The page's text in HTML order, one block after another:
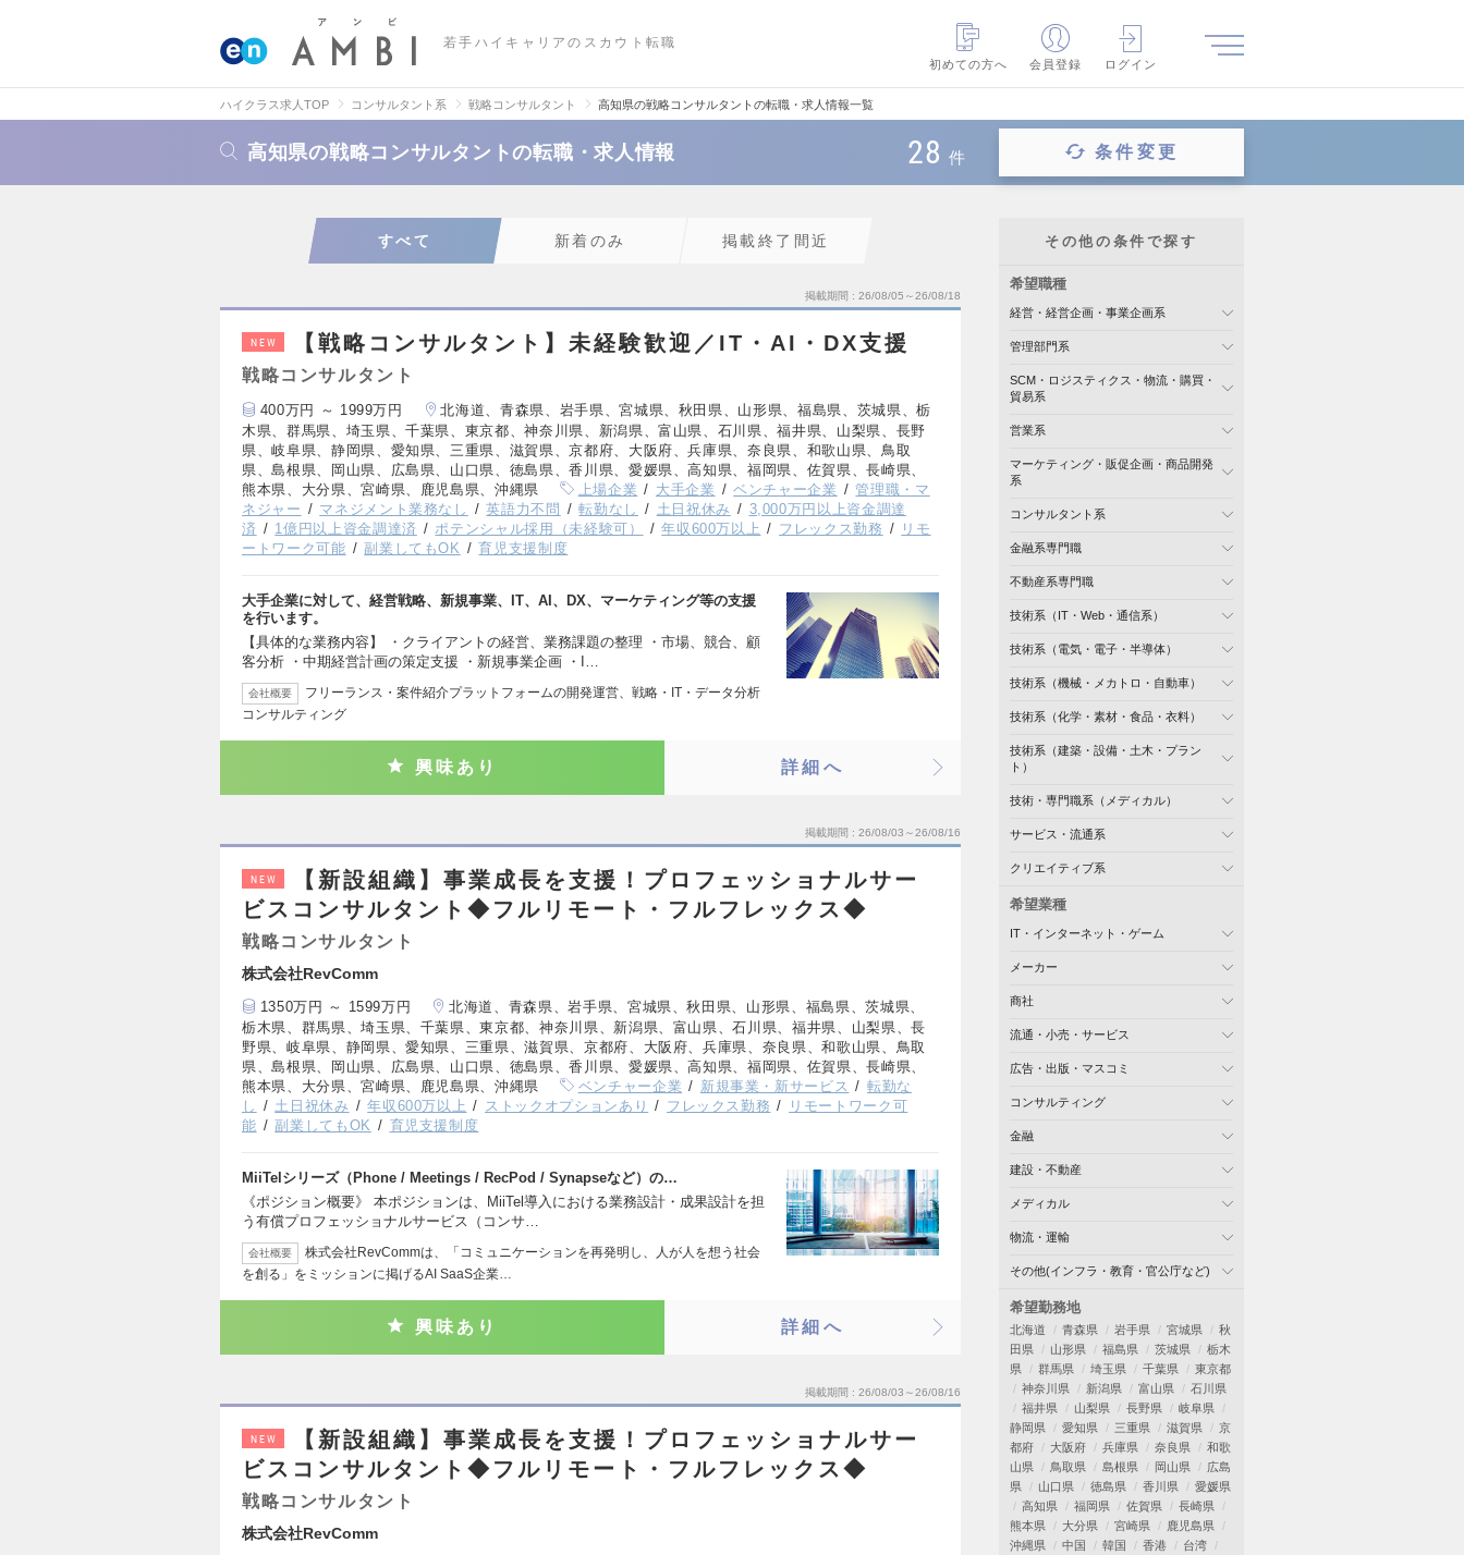
若手ハイキャリアのスカウト転職
初めての方へ
会員登録 ログイン
ハイクラス求人TOP コンサルタント系 戦略コンサルタント 高知県の戦略コンサルタントの転職・求人情報一覧
高知県の戦略コンサルタントの転職・求人情報 28 件 条件変更
すべて 新着のみ 掲載終了間近
掲載期間 26/08/05～26/08/18
NEW 【戦略コンサルタント】未経験歓迎／IT・AI・DX支援
戦略コンサルタント
400万円 ～ 1999万円
北海道、青森県、岩手県、宮城県、秋田県、山形県、福島県、茨城県、栃
木県、群馬県、埼玉県、千葉県、東京都、神奈川県、新潟県、富山県、石川県、福井県、山梨県、長野
県、岐阜県、静岡県、愛知県、三重県、滋賀県、京都府、大阪府、兵庫県、奈良県、和歌山県、鳥取
県、島根県、岡山県、広島県、山口県、徳島県、香川県、愛媛県、高知県、福岡県、佐賀県、長崎県、
熊本県、大分県、宮崎県、鹿児島県、沖縄県
上場企業 大手企業 ベンチャー企業
管理職・マ
ネジャー
マネジメント業務なし 英語力不問 転勤なし 土日祝休み
3,000万円以上資金調達
済
1億円以上資金調達済 ポテンシャル採用（未経験可） 年収600万以上 フレックス勤務
リモ
ートワーク可能
副業してもOK 育児支援制度
大手企業に対して、経営戦略、新規事業、IT、AI、DX、マーケティング等の支援
を行います。
【具体的な業務内容】 ・クライアントの経営、業務課題の整理 ・市場、競合、顧
客分析 ・中期経営計画の策定支援 ・新規事業企画 ・I…
会社概要
フリーランス・案件紹介プラットフォームの開発運営、戦略・IT・データ分析
コンサルティング
興味あり 詳細へ
掲載期間 26/08/03～26/08/16
NEW
【新設組織】事業成長を支援！プロフェッショナルサー
ビスコンサルタント◆フルリモート・フルフレックス◆
戦略コンサルタント
株式会社RevComm
1350万円 ～ 1599万円
北海道、青森県、岩手県、宮城県、秋田県、山形県、福島県、茨城県、
栃木県、群馬県、埼玉県、千葉県、東京都、神奈川県、新潟県、富山県、石川県、福井県、山梨県、長
野県、岐阜県、静岡県、愛知県、三重県、滋賀県、京都府、大阪府、兵庫県、奈良県、和歌山県、鳥取
県、島根県、岡山県、広島県、山口県、徳島県、香川県、愛媛県、高知県、福岡県、佐賀県、長崎県、
熊本県、大分県、宮崎県、鹿児島県、沖縄県
ベンチャー企業 新規事業・新サービス
転勤な
し
土日祝休み 年収600万以上 ストックオプションあり フレックス勤務
リモートワーク可
能
副業してもOK 育児支援制度
MiiTelシリーズ（Phone / Meetings / RecPod / Synapseなど）の…
《ポジション概要》 本ポジションは、MiiTel導入における業務設計・成果設計を担
う有償プロフェッショナルサービス（コンサ…
会社概要
株式会社RevCommは、「コミュニケーションを再発明し、人が人を想う社会
を創る」をミッションに掲げるAI SaaS企業…
興味あり 詳細へ
掲載期間 26/08/03～26/08/16
NEW
【新設組織】事業成長を支援！プロフェッショナルサー
ビスコンサルタント◆フルリモート・フルフレックス◆
戦略コンサルタント
株式会社RevComm
その他の条件で探す
希望職種
経営・経営企画・事業企画系
管理部門系
SCM・ロジスティクス・物流・購買・
貿易系
営業系
マーケティング・販促企画・商品開発
系
コンサルタント系
金融系専門職
不動産系専門職
技術系（IT・Web・通信系）
技術系（電気・電子・半導体）
技術系（機械・メカトロ・自動車）
技術系（化学・素材・食品・衣料）
技術系（建築・設備・土木・プラン
ト）
技術・専門職系（メディカル）
サービス・流通系
クリエイティブ系
希望業種
IT・インターネット・ゲーム
メーカー
商社
流通・小売・サービス
広告・出版・マスコミ
コンサルティング
金融
建設・不動産
メディカル
物流・運輸
その他(インフラ・教育・官公庁など)
希望勤務地
北海道 青森県 岩手県 宮城県
秋
田県
山形県 福島県 茨城県
栃木
県
群馬県 埼玉県 千葉県
東京都
神奈川県
新潟県 富山県
石川県
福井県
山梨県 長野県
岐阜県
静岡県
愛知県 三重県 滋賀県
京
都府
大阪府 兵庫県 奈良県
和歌
山県
鳥取県 島根県 岡山県
広島
県
山口県 徳島県 香川県
愛媛県
高知県
福岡県 佐賀県
長崎県
熊本県
大分県 宮崎県
鹿児島県
沖縄県
中国 韓国 香港
台湾